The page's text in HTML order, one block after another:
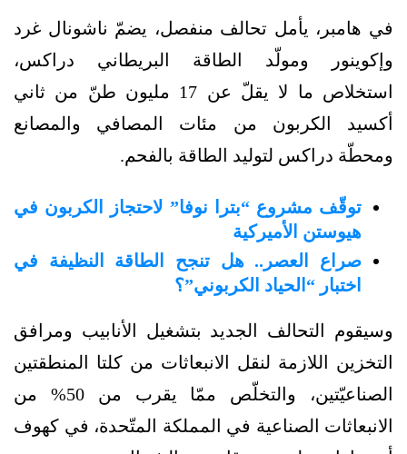
في هامبر، يأمل تحالف منفصل، يضمّ ناشونال غرد
وإكوينور ومولّد الطاقة البريطاني دراكس،
استخلاص ما لا يقلّ عن 17 مليون طنّ من ثاني
أكسيد الكربون من مئات المصافي والمصانع
ومحطّة دراكس لتوليد الطاقة بالفحم.
توقّف مشروع “بترا نوفا” لاحتجاز الكربون في
هيوستن الأميركية
صراع العصر.. هل تنجح الطاقة النظيفة في
اختبار “الحياد الكربوني”؟
وسيقوم التحالف الجديد بتشغيل الأنابيب ومرافق
التخزين اللازمة لنقل الانبعاثات من كلتا المنطقتين
الصناعيّتين، والتخلّص ممّا يقرب من 50% من
الانبعاثات الصناعية في المملكة المتّحدة، في كهوف